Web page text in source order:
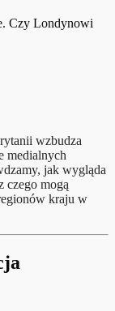
Czy Londynowi
wzbudza
medialnych
jak wygląda
czego mogą
kraju w